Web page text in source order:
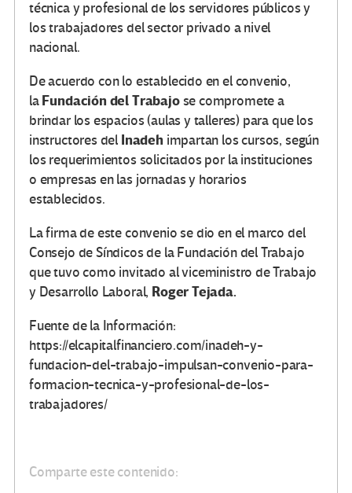
técnica y profesional de los servidores públicos y
los trabajadores del sector privado a nivel
nacional.
De acuerdo con lo establecido en el convenio,
laFundación del Trabajose compromete a
brindar los espacios (aulas y talleres) para que los
instructores del Inadeh impartan los cursos, según
los requerimientos solicitados por la instituciones
o empresas en las jornadas y horarios
establecidos.
La firma de este convenio se dio en el marco del
Consejo de Síndicos de la Fundación del Trabajo
que tuvo como invitado al viceministro de Trabajo
y Desarrollo Laboral, Roger Tejada.
Fuente de la Información:
https://elcapitalfinanciero.com/inadeh-y-
fundacion-del-trabajo-impulsan-convenio-para-
formacion-tecnica-y-profesional-de-los-
trabajadores/
Comparte este contenido: